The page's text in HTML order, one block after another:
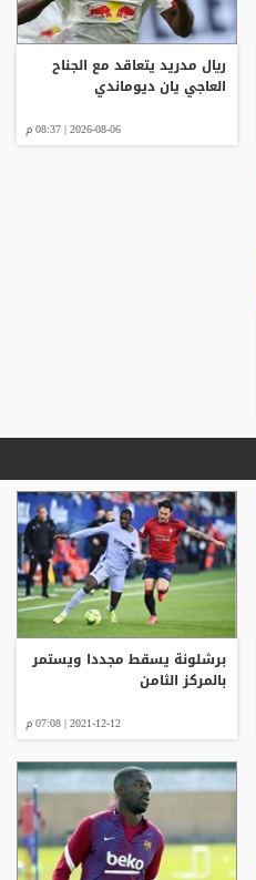
ريال مدريد يتعاقد مع الجناح
العاجي يان ديوماندي
2026-08-06 | 08:37 م
برشلونة يسقط مجددا ويستمر
بالمركز الثامن
2021-12-12 | 07:08 م